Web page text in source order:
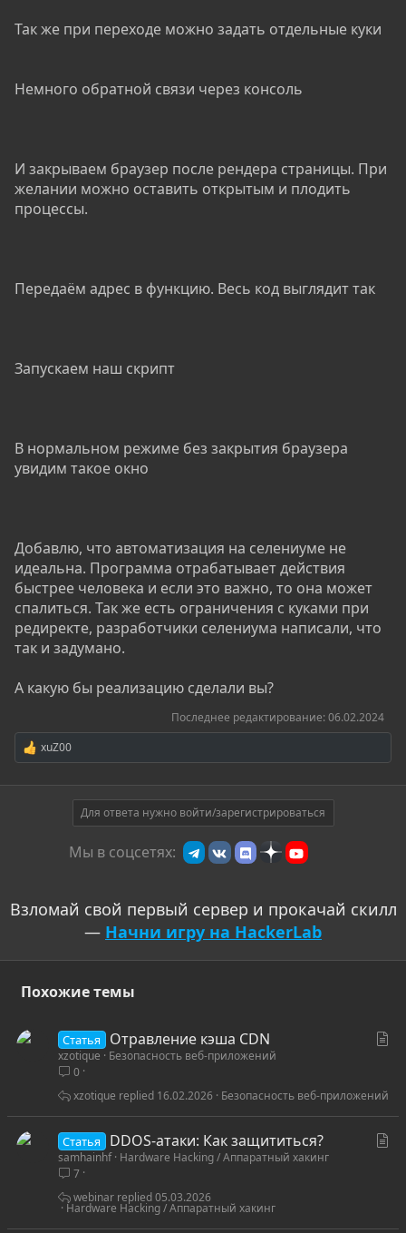
Так же при переходе можно задать отдельные куки
Немного обратной связи через консоль
И закрываем браузер после рендера страницы. При
желании можно оставить открытым и плодить
процессы.
Передаём адрес в функцию. Весь код выглядит так
Запускаем наш скрипт
В нормальном режиме без закрытия браузера
увидим такое окно
Добавлю, что автоматизация на селениуме не
идеальна. Программа отрабатывает действия
быстрее человека и если это важно, то она может
спалиться. Так же есть ограничения с куками при
редиректе, разработчики селениума написали, что
так и задумано.
А какую бы реализацию сделали вы?
Последнее редактирование: 06.02.2024
Р
е
а
xuZ00
Для ответа нужно войти/зарегистрироваться
Мы в соцсетях:
Взломай свой первый сервер и прокачай скилл
— Начни игру на HackerLab
Похожие темы
ь
Статья Отравление кэша CDN
xzotique
Безопасность веб-приложений
0
Безопасность веб-приложений
16.02.2026
xzotique
Статья DDOS-атаки: Как защититься?
samhainhf Hardware Hacking / Аппаратный хакинг
7
Hardware Hacking / Аппаратный хакинг
05.03.2026
webinar